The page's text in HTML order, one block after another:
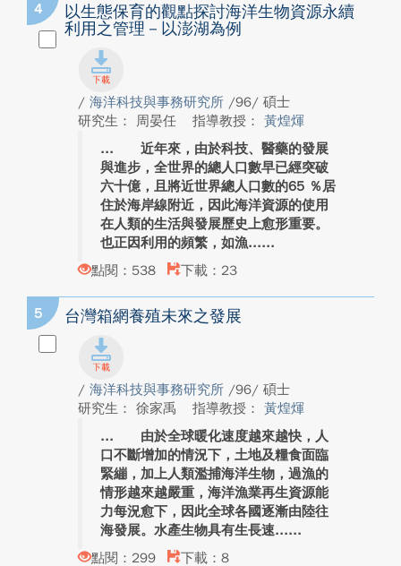
4
以生態保育的觀點探討海洋生物資源永續
利用之管理－以澎湖為例
/ 海洋科技與事務研究所 /96/ 碩士
研究生： 周晏任
指導教授： 黃煌煇
近年來，由於科技、醫藥的發展
與進步，全世界的總人口數早已經突破
六十億，且將近世界總人口數的65 ％居
住於海岸線附近，因此海洋資源的使用
在人類的生活與發展歷史上愈形重要。
也正因利用的頻繁，如漁...
點閱：538
下載：23
5 台灣箱網養殖未來之發展
/ 海洋科技與事務研究所 /96/ 碩士
研究生： 徐家禹
指導教授： 黃煌煇
由於全球暖化速度越來越快，人
口不斷增加的情況下，土地及糧食面臨
緊繃，加上人類濫捕海洋生物，過漁的
情形越來越嚴重，海洋漁業再生資源能
力每況愈下，因此全球各國逐漸由陸往
海發展。水產生物具有生長速...
點閱：299
下載：8